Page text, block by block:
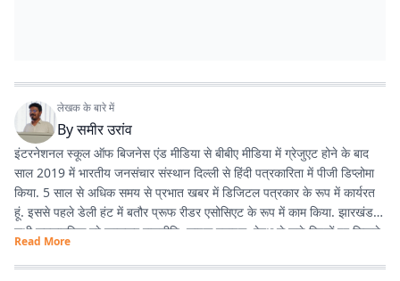
लेखक के बारे में
Byसमीर उरांव
इंटरनेशनल स्कूल ऑफ बिजनेस एंड मीडिया से बीबीए मीडिया में ग्रेजुएट होने के बाद
साल 2019 में भारतीय जनसंचार संस्थान दिल्ली से हिंदी पत्रकारिता में पीजी डिप्लोमा
किया. 5 साल से अधिक समय से प्रभात खबर में डिजिटल पत्रकार के रूप में कार्यरत
हूं. इससे पहले डेली हंट में बतौर प्रूफ रीडर एसोसिएट के रूप में काम किया. झारखंड के
सभी समसामयिक मुद्दे खासकर राजनीति, लाइफ स्टाइल, हेल्थ से जुड़े विषयों पर लिखने
और पढ़ने में गहरी रुचि है. तीन साल से अधिक समय से झारखंड डेस्क पर काम कर रहा
हूं. फिर लंबे समय तक लाइफ स्टाइल के क्षेत्र में भी काम किया हूं. इसके अलावा स्पोर्ट्स
Read More